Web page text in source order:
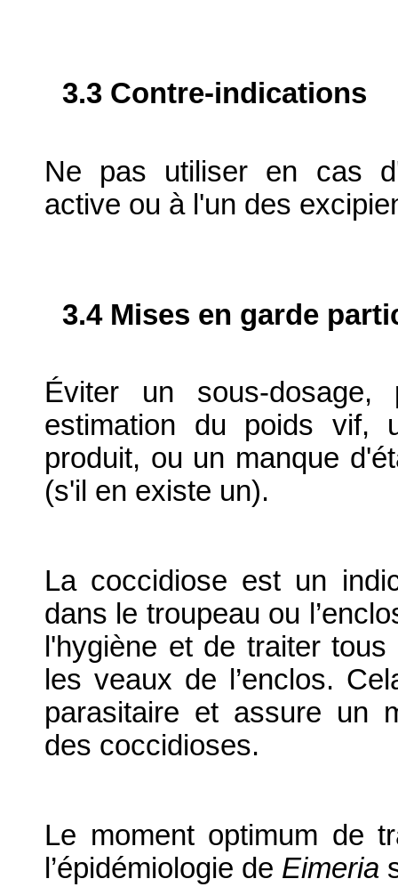
3.3 Contre-indications
Ne pas utiliser en cas
active ou à l'un des
3.4 Mises en garde
Éviter un sous-
estimation du poids vif,
produit, ou un manque
(s'il en existe un).
La coccidiose est un
dans le troupeau ou
l'hygiène et de traiter
les veaux de l’enclos.
parasitaire et assure un
des coccidioses.
Le moment optimum de
l’épidémiologie de Eimeria